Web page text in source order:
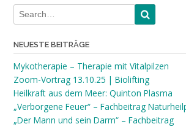
NEUESTE BEITRÄGE
Mykotherapie – Therapie mit Vitalpilzen
Zoom-Vortrag 13.10.25 | Biolifting
Heilkraft aus dem Meer: Quinton Plasma
„Verborgene Feuer“ – Fachbeitrag
„Der Mann und sein Darm“ – Fachbeitrag